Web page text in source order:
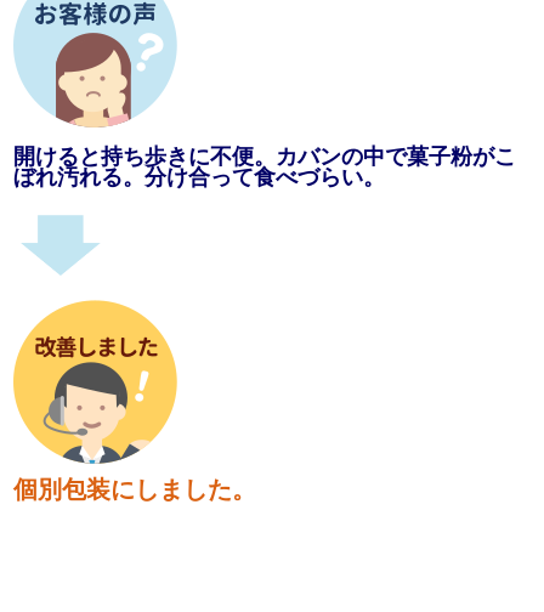
開けると持ち歩きに不便。カバンの中で菓子粉がこ
ぼれ汚れる。分け合って食べづらい。
個別包装にしました。